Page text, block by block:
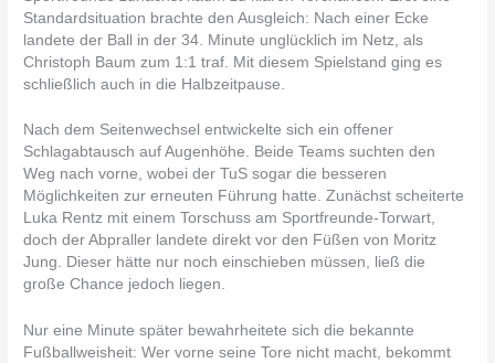
Standardsituation brachte den Ausgleich: Nach einer Ecke
landete der Ball in der 34. Minute unglücklich im Netz, als
Christoph Baum zum 1:1 traf. Mit diesem Spielstand ging es
schließlich auch in die Halbzeitpause.
Nach dem Seitenwechsel entwickelte sich ein offener
Schlagabtausch auf Augenhöhe. Beide Teams suchten den
Weg nach vorne, wobei der TuS sogar die besseren
Möglichkeiten zur erneuten Führung hatte. Zunächst scheiterte
Luka Rentz mit einem Torschuss am Sportfreunde-Torwart,
doch der Abpraller landete direkt vor den Füßen von Moritz
Jung. Dieser hätte nur noch einschieben müssen, ließ die
große Chance jedoch liegen.
Nur eine Minute später bewahrheitete sich die bekannte
Fußballweisheit: Wer vorne seine Tore nicht macht, bekommt